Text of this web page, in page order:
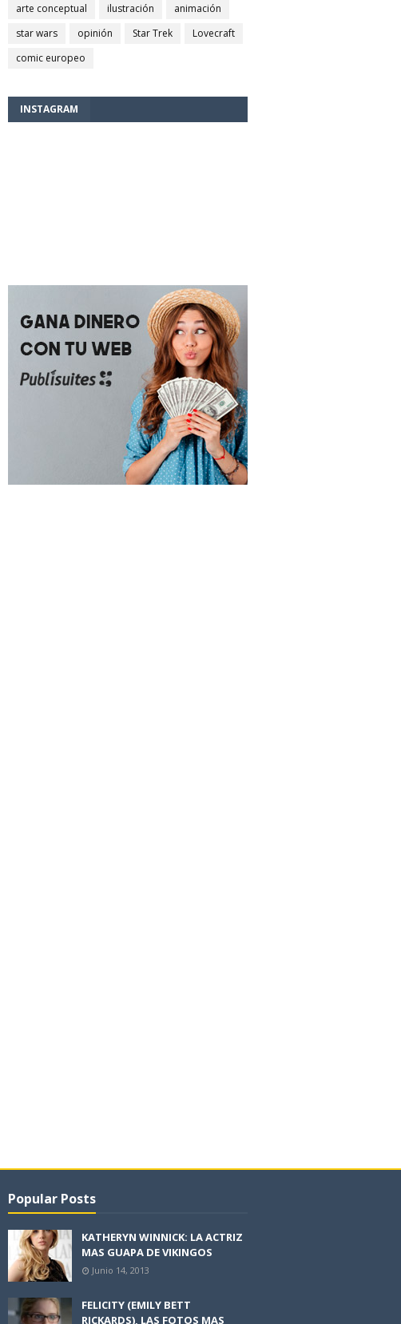
arte conceptual
ilustración
animación
star wars
opinión Star Trek
Lovecraft
comic europeo
INSTAGRAM
Popular Posts
KATHERYN WINNICK: LA ACTRIZ
MAS GUAPA DE VIKINGOS
Junio 14, 2013
FELICITY (EMILY BETT
RICKARDS), LAS FOTOS MAS